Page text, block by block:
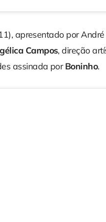
apresentado por André
Campos, direção
assinada porBoninho.